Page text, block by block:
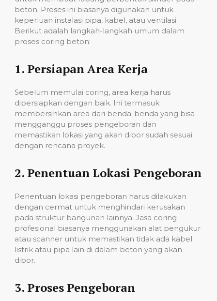
beton. Proses ini biasanya digunakan untuk
keperluan instalasi pipa, kabel, atau ventilasi.
Berikut adalah langkah-langkah umum dalam
proses coring beton:
1. Persiapan Area Kerja
Sebelum memulai coring, area kerja harus
dipersiapkan dengan baik. Ini termasuk
membersihkan area dari benda-benda yang bisa
mengganggu proses pengeboran dan
memastikan lokasi yang akan dibor sudah sesuai
dengan rencana proyek.
2. Penentuan Lokasi Pengeboran
Penentuan lokasi pengeboran harus dilakukan
dengan cermat untuk menghindari kerusakan
pada struktur bangunan lainnya. Jasa coring
profesional biasanya menggunakan alat pengukur
atau scanner untuk memastikan tidak ada kabel
listrik atau pipa lain di dalam beton yang akan
dibor.
3. Proses Pengeboran